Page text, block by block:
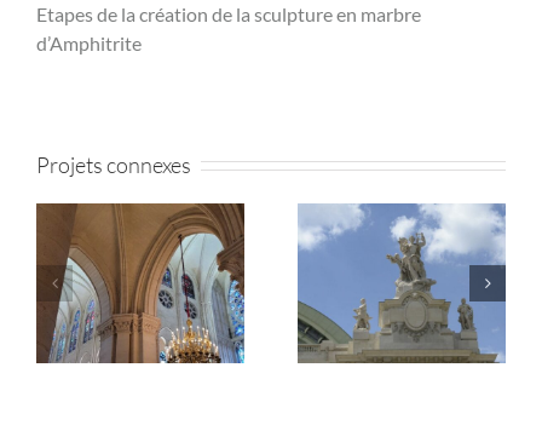
Etapes de la création de la sculpture en marbre
d’Amphitrite
Projets connexes
Le Grand Palais à Paris –
Restauration des
sculptures extérieures
Restauration de la façade
de l’Eglise de la Madeleine
à Paris